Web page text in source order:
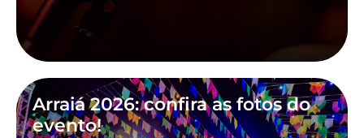
Arraiá 2026: confira as fotos do
evento!